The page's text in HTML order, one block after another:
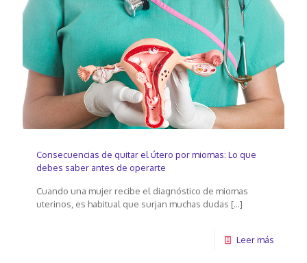
Consecuencias de quitar el útero por miomas: Lo que
debes saber antes de operarte
Cuando una mujer recibe el diagnóstico de miomas
uterinos, es habitual que surjan muchas dudas […]
Leer más